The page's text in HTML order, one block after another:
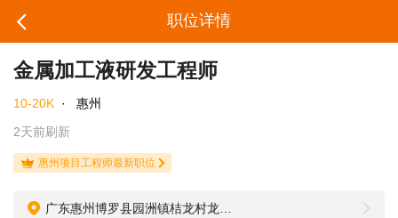
职位详情
金属加工液研发工程师
10-20K ·
惠州
2天前刷新
惠州项目工程师最新职位